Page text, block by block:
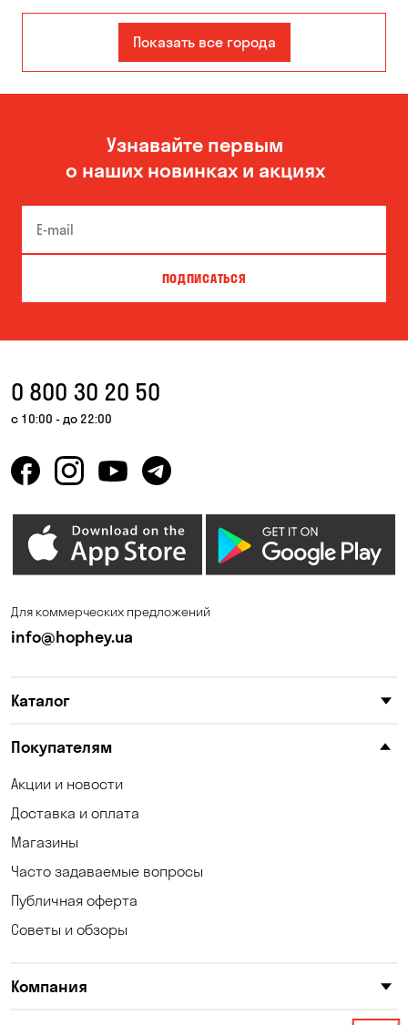
Авангард
Бабурка Балабино
Бережинка Борисполь
Бровары
Вита-Почтовая Вишневое
Горишние Плавни
Елизаветовка Зазимье
Калиновка
Киев
Княжичи
Котовка
Кременчуг
Кривуши
Показать все города
Узнавайте первым
о наших новинках и акциях
ПОДПИСАТЬСЯ
0 800 30 20 50
с 10:00 - до 22:00
Для коммерческих предложений
info@hophey.ua
Каталог
Покупателям
Акции и новости
Доставка и оплата
Магазины
Часто задаваемые вопросы
Публичная оферта
Советы и обзоры
Компания